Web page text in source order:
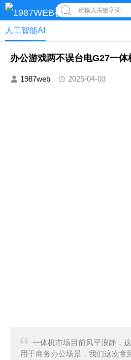
请输入关键字词
人工智能AI
办公游戏两不误台电G27一体
1987web 2025-04-03
一体机市场目前风平浪静，
用于商务办公场景，我们这次拿